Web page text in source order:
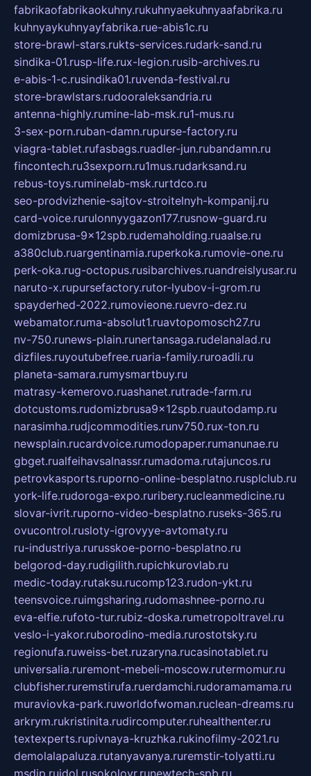
fabrikaofabrikaokuhny.rukuhnyaekuhnyaafabrika.ru
kuhnyaykuhnyayfabrika.rue-abis1c.ru
store-brawl-stars.rukts-services.rudark-sand.ru
sindika-01.rusp-life.rux-legion.rusib-archives.ru
e-abis-1-c.rusindika01.ruvenda-festival.ru
store-brawlstars.rudooraleksandria.ru
antenna-highly.rumine-lab-msk.ru1-mus.ru
3-sex-porn.ruban-damn.rupurse-factory.ru
viagra-tablet.rufasbags.ruadler-jun.rubandamn.ru
fincontech.ru3sexporn.ru1mus.rudarksand.ru
rebus-toys.ruminelab-msk.rurtdco.ru
seo-prodvizhenie-sajtov-stroitelnyh-kompanij.ru
card-voice.rurulonnyygazon177.rusnow-guard.ru
domizbrusa-9x12spb.rudemaholding.ruaalse.ru
a380club.ruargentinamia.ruperkoka.rumovie-one.ru
perk-oka.rug-octopus.rusibarchives.ruandreislyusar.ru
naruto-x.rupursefactory.rutor-lyubov-i-grom.ru
spayderhed-2022.rumovieone.ruevro-dez.ru
webamator.ruma-absolut1.ruavtopomosch27.ru
nv-750.runews-plain.runertansaga.rudelanalad.ru
dizfiles.ruyoutubefree.ruaria-family.ruroadli.ru
planeta-samara.rumysmartbuy.ru
matrasy-kemerovo.ruashanet.rutrade-farm.ru
dotcustoms.rudomizbrusa9x12spb.ruautodamp.ru
narasimha.rudjcommodities.runv750.rux-ton.ru
newsplain.rucardvoice.rumodopaper.rumanunae.ru
gbget.rualfeihavsalnassr.rumadoma.rutajuncos.ru
petrovkasports.ruporno-online-besplatno.rusplclub.ru
york-life.rudoroga-expo.ruribery.rucleanmedicine.ru
slovar-ivrit.ruporno-video-besplatno.ruseks-365.ru
ovucontrol.rusloty-igrovyye-avtomaty.ru
ru-industriya.rurusskoe-porno-besplatno.ru
belgorod-day.rudigilith.rupichkurovlab.ru
medic-today.rutaksu.rucomp123.rudon-ykt.ru
teensvoice.ruimgsharing.rudomashnee-porno.ru
eva-elfie.rufoto-tur.rubiz-doska.rumetropoltravel.ru
veslo-i-yakor.ruborodino-media.rurostotsky.ru
regionufa.ruweiss-bet.ruzaryna.rucasinotablet.ru
universalia.ruremont-mebeli-moscow.rutermomur.ru
clubfisher.ruremstirufa.ruerdamchi.rudoramamama.ru
muraviovka-park.ruworldofwoman.ruclean-dreams.ru
arkrym.rukristinita.rudircomputer.ruhealthenter.ru
textexperts.rupivnaya-kruzhka.rukinofilmy-2021.ru
demolalapaluza.rutanyavanya.ruremstir-tolyatti.ru
msdip.rujdol.rusokolovr.runewtech-spb.ru